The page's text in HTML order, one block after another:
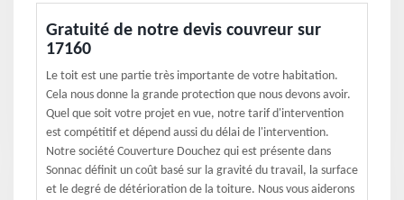
Gratuité de notre devis couvreur sur
17160
Le toit est une partie très importante de votre habitation.
Cela nous donne la grande protection que nous devons avoir.
Quel que soit votre projet en vue, notre tarif d'intervention
est compétitif et dépend aussi du délai de l'intervention.
Notre société Couverture Douchez qui est présente dans
Sonnac définit un coût basé sur la gravité du travail, la surface
et le degré de détérioration de la toiture. Nous vous aiderons